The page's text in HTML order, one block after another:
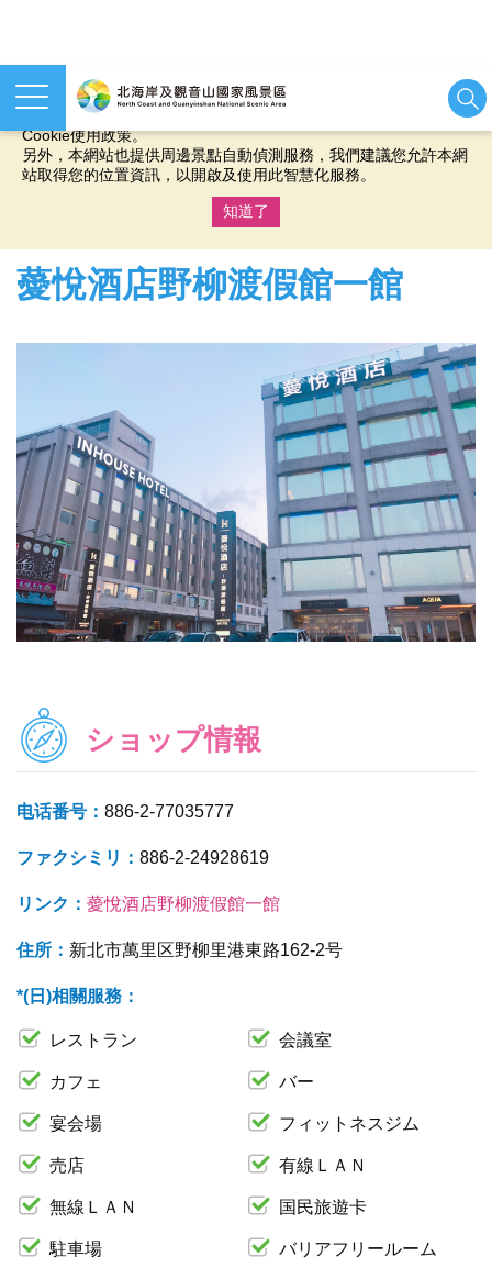
本網站使用cookies等相關技術以持續優化網站服務，並有助於為
您提供更佳的體驗，當您繼續使用本網站即表示您同意我們的
Cookie使用政策。
另外，本網站也提供周邊景點自動偵測服務，我們建議您允許本網
站取得您的位置資訊，以開啟及使用此智慧化服務。
知道了
薆悅酒店野柳渡假館一館
ショップ情報
电话番号： 886-2-77035777
ファクシミリ： 886-2-24928619
リンク： 薆悅酒店野柳渡假館一館
住所： 新北市萬里区野柳里港東路162-2号
*(日)相關服務：
レストラン 会議室
カフェ バー
宴会場 フィットネスジム
売店 有線ＬＡＮ
無線ＬＡＮ 国民旅遊卡
駐車場 バリアフリールーム